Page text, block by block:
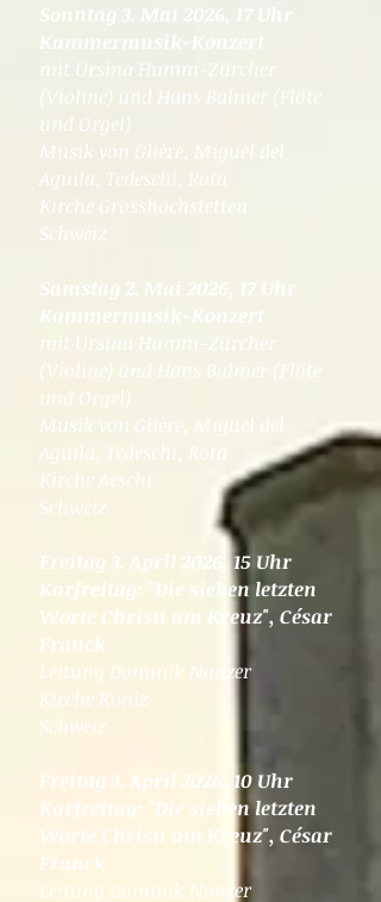
Sonntag 3. Mai 2026, 17 Uhr
Kammermusik-Konzert
mit Ursina Humm-Zürcher
(Violine) und Hans Balmer (Flöte
und Orgel)
Musik von Glière, Miguel del
Aguila, Tedeschi, Rota
Kirche Grosshöchstetten
Schweiz
Samstag 2. Mai 2026, 17 Uhr
Kammermusik-Konzert
mit Ursina Humm-Zürcher
(Violine) und Hans Balmer (Flöte
und Orgel)
Musik von Glière, Miguel del
Aguila, Tedeschi, Rota
Kirche Aeschi
Schweiz
Freitag 3. April 2026, 15 Uhr
Karfreitag: "Die sieben letzten
Worte Christi am Kreuz", César
Franck
Leitung Dominik Nanzer
Kirche Köniz
Schweiz
Freitag 3. April 2026, 10 Uhr
Karfreitag: "Die sieben letzten
Worte Christi am Kreuz", César
Franck
Leitung Dominik Nanzer